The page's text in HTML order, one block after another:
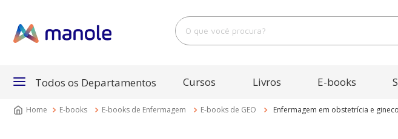
O que você procura?
Todos os Departamentos Cursos Livros E-books
E-books E-books de Enfermagem E-books de GEO Enfermagem em obstetrícia e